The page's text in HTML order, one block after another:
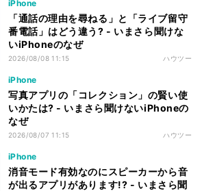
iPhone
「通話の理由を尋ねる」と「ライブ留守
番電話」はどう違う? - いまさら聞けな
いiPhoneのなぜ
2026/08/08 11:15 ハウツー
iPhone
写真アプリの「コレクション」の賢い使
いかたは? - いまさら聞けないiPhoneの
なぜ
2026/08/07 11:15 ハウツー
iPhone
消音モード有効なのにスピーカーから音
が出るアプリがあります!? - いまさら聞